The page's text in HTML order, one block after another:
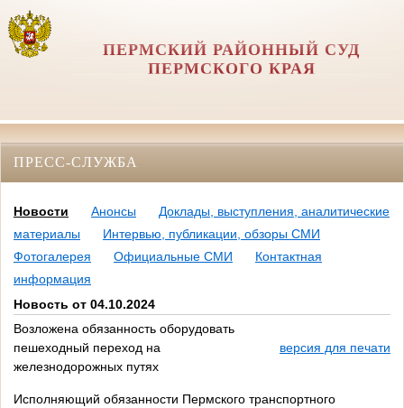
ПЕРМСКИЙ РАЙОННЫЙ СУД
ПЕРМСКОГО КРАЯ
ПРЕСС-СЛУЖБА
Новости Анонсы
Доклады, выступления, аналитические
материалы
Интервью, публикации, обзоры СМИ
Фотогалерея
Официальные СМИ
Контактная
информация
Новость от 04.10.2024
Возложена обязанность оборудовать
пешеходный переход на
железнодорожных путях
версия для печати
Исполняющий обязанности Пермского транспортного